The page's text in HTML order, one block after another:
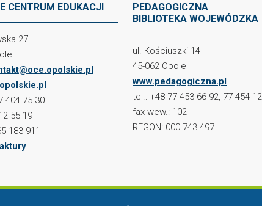
CENTRUM EDUKACJI
27
404 75 30
55 19
183 911
PEDAGOGICZNA
BIBLIOTEKA WOJEWÓDZKA
ul. Kościuszki 14
45-062 Opole
www.pedagogiczna.pl
tel.: +48 77 453 66 92, 77 454
fax wew.: 102
REGON: 000 743 497